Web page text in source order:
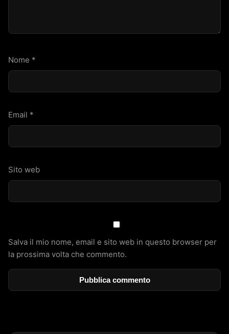
Nome *
Email *
Sito web
Salva il mio nome, email e sito web in questo browser per
la prossima volta che commento.